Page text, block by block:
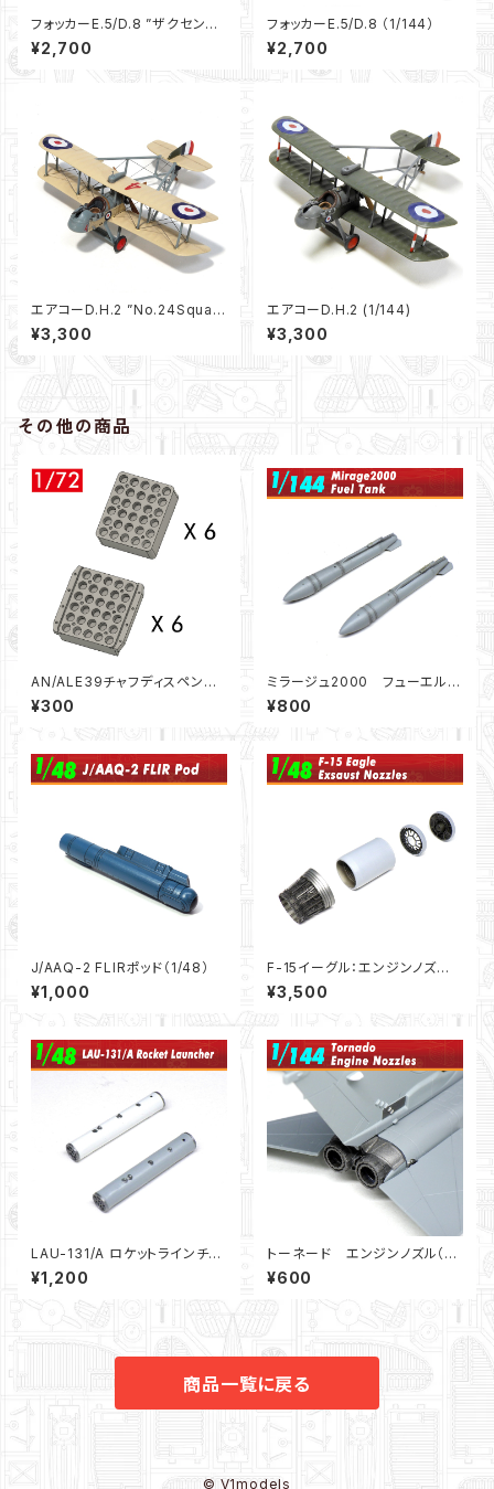
フォッカーE.5/D.8 ”ザクセンベ
ルク” (1/144)＊＊イベント限定
＊＊
¥2,700
フォッカーE.5/D.8 （1/144）
¥2,700
エアコーD.H.2 ”No.24Squad
ron” (1/144)
¥3,300
エアコーD.H.2 (1/144)
¥3,300
その他の商品
AN/ALE39チャフディスペンサ
ー12個セット（1/72）
¥300
ミラージュ2000 フューエルタ
ンク（1/144）：F-toys用
¥800
J/AAQ-2 FLIRポッド（1/48）
¥1,000
F-15イーグル：エンジンノズ
ル”オープンタイプ”（1/48）
¥3,500
LAU-131/A ロケットラインチャ
ー ２本セット(1/48)
¥1,200
トーネード エンジンノズル（1/1
44）：F-toys/Platz用
¥600
商品一覧に戻る
© V1models